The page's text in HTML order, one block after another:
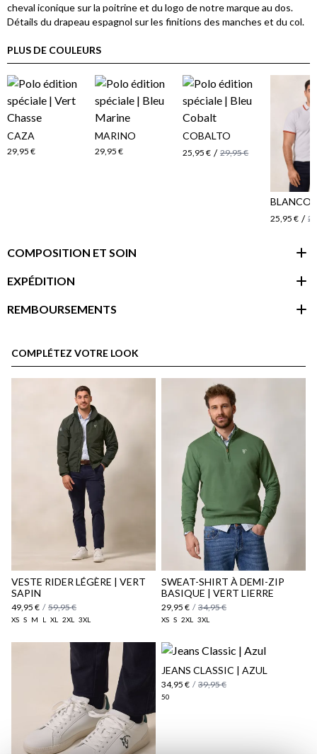
cheval iconique sur la poitrine et du logo de notre marque au dos.
Détails du drapeau espagnol sur les finitions des manches et du col.
PLUS DE COULEURS
CAZA
29,95 €
MARINO
29,95 €
COBALTO
25,95 € / 29,95 €
BLANCO
25,95 € /
COMPOSITION ET SOIN
EXPÉDITION
Politique d'expédition
REMBOURSEMENTS
ici
ici
COMPLÉTEZ VOTRE LOOK
VESTE RIDER LÉGÈRE | VERT
SAPIN
49,95 € / 59,95 €
XS S M L XL 2XL 3XL
SWEAT-SHIRT À DEMI-ZIP
BASIQUE | VERT LIERRE
29,95 € / 34,95 €
XS S 2XL 3XL
JEANS CLASSIC | AZUL
34,95 € / 39,95 €
50